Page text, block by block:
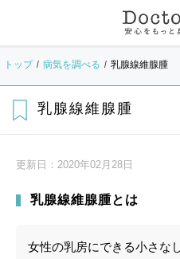
トップ 病気を調べる 乳腺線維腺腫
乳腺線維腺腫
更新日： 2020年02月28日
乳腺線維腺腫とは
女性の乳房にできる小さな